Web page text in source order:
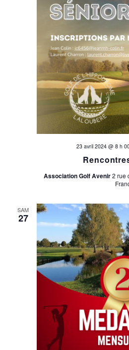
23 avril 2024 @ 8 h
Association Golf Avenir2 rue
SAM
27